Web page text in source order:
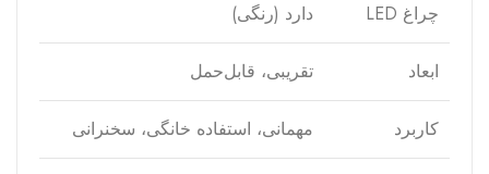
چراغ LED دارد (رنگی)
ابعاد تقریبی، قابل‌حمل
کاربرد مهمانی، استفاده خانگی، سخنرانی